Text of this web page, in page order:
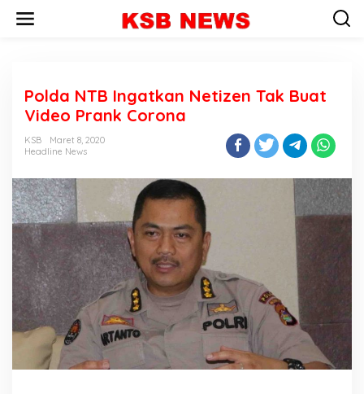
Polda NTB Ingatkan Netizen Tak Buat
Video Prank Corona
KSB
Maret 8, 2020
Headline News